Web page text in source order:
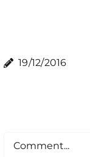
19/12/2016
Comment